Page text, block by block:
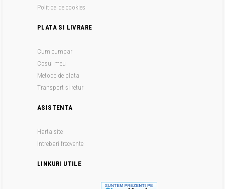
Politica de cookies
PLATA SI LIVRARE
Cum cumpar
Cosul meu
Metode de plata
Transport si retur
ASISTENTA
Harta site
Intrebari frecvente
LINKURI UTILE